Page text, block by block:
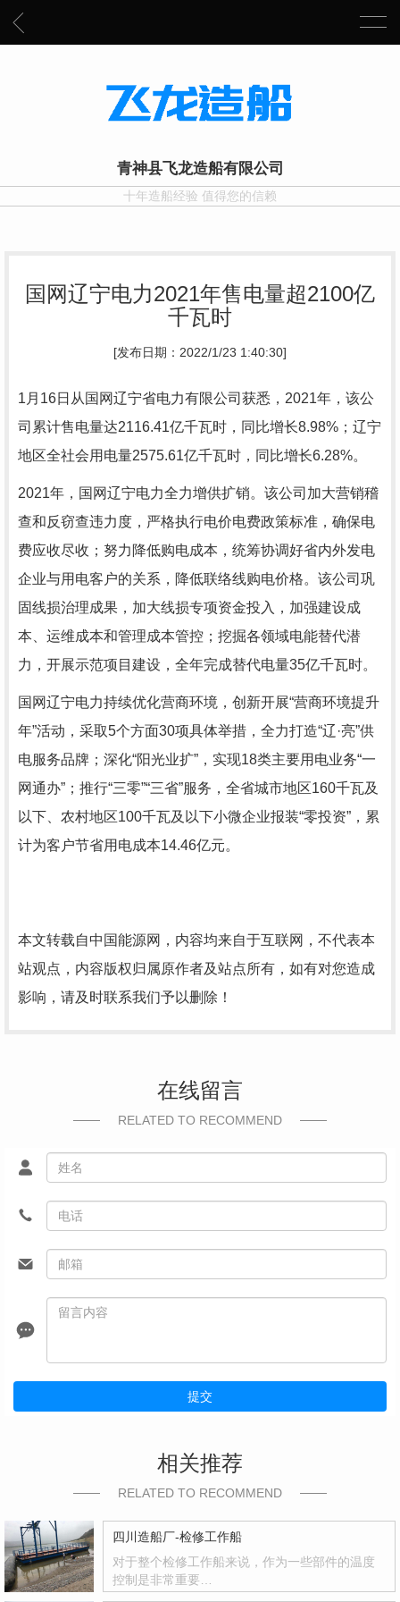
青神县飞龙造船有限公司
十年造船经验 值得您的信赖
国网辽宁电力2021年售电量超2100亿
千瓦时
[发布日期：2022/1/23 1:40:30]
1月16日从国网辽宁省电力有限公司获悉，2021年，该公
司累计售电量达2116.41亿千瓦时，同比增长8.98%；辽宁
地区全社会用电量2575.61亿千瓦时，同比增长6.28%。
2021年，国网辽宁电力全力增供扩销。该公司加大营销稽
查和反窃查违力度，严格执行电价电费政策标准，确保电
费应收尽收；努力降低购电成本，统筹协调好省内外发电
企业与用电客户的关系，降低联络线购电价格。该公司巩
固线损治理成果，加大线损专项资金投入，加强建设成
本、运维成本和管理成本管控；挖掘各领域电能替代潜
力，开展示范项目建设，全年完成替代电量35亿千瓦时。
国网辽宁电力持续优化营商环境，创新开展“营商环境提升
年”活动，采取5个方面30项具体举措，全力打造“辽·亮”供
电服务品牌；深化“阳光业扩”，实现18类主要用电业务“一
网通办”；推行“三零”“三省”服务，全省城市地区160千瓦及
以下、农村地区100千瓦及以下小微企业报装“零投资”，累
计为客户节省用电成本14.46亿元。
本文转载自中国能源网，内容均来自于互联网，不代表本
站观点，内容版权归属原作者及站点所有，如有对您造成
影响，请及时联系我们予以删除！
在线留言
RELATED TO RECOMMEND
提交
相关推荐
RELATED TO RECOMMEND
四川造船厂-检修工作船
对于整个检修工作船来说，作为一些部件的温度
控制是非常重要…